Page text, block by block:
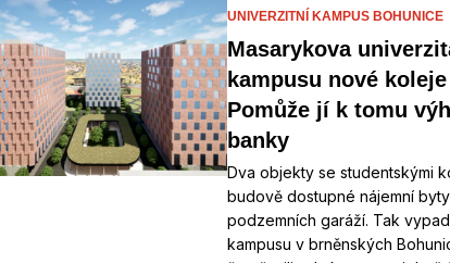
UNIVERZITNÍ KAMPUS BOHUNICE
Masarykova
kampusu nové
Pomůže jí k tomu
banky
Dva objekty se studentskými
budově dostupné nájemní
podzemních garáží. Tak
kampusu v brněnských